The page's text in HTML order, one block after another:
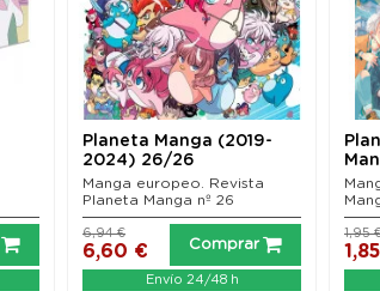
Planeta Manga (2019-
2024) 26/26
Manga europeo. Revista
Planeta Manga nº 26
6,60 €
6,94 €
Comprar
Envío 24/48 h
1,95